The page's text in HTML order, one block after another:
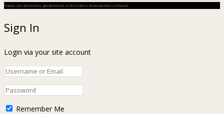
Todos los derechos pertenecen a Hislibris Asociación cultural
Sign In
Login via your site account
Remember Me